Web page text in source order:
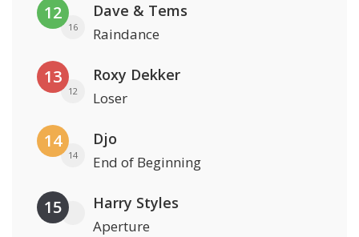
12
16
Dave & Tems
Raindance
13
12
Roxy Dekker
Loser
14
14
Djo
End of Beginning
15 Harry Styles
Aperture